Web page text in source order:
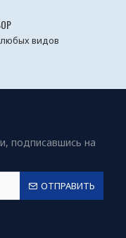
видов
подписавшись на
ОТПРАВИТЬ